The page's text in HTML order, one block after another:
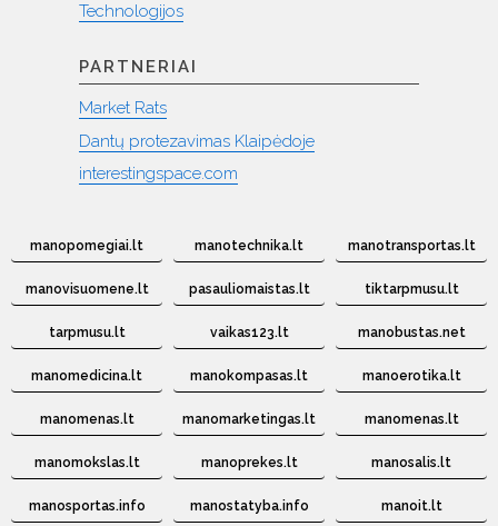
Technologijos
PARTNERIAI
Market Rats
Dantų protezavimas Klaipėdoje
interestingspace.com
manopomegiai.lt manotechnika.lt manotransportas.lt
manovisuomene.lt pasauliomaistas.lt tiktarpmusu.lt
tarpmusu.lt vaikas123.lt manobustas.net
manomedicina.lt manokompasas.lt manoerotika.lt
manomenas.lt manomarketingas.lt manomenas.lt
manomokslas.lt manoprekes.lt manosalis.lt
manosportas.info manostatyba.info manoit.lt